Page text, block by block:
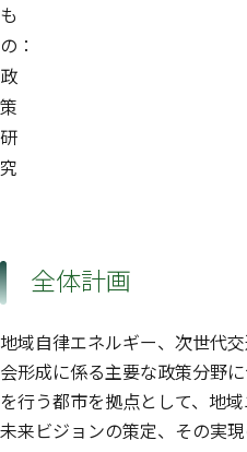
も
の：
政
策
研
究
全体計画
地域自律エネルギー、次世代
会形成に係る主要な政策分野
を行う都市を拠点として、地
未来ビジョンの策定、その実